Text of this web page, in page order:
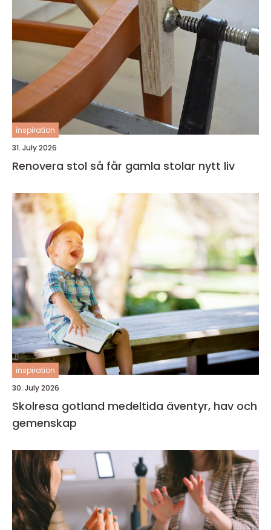
inspiration
31. July 2026
Renovera stol så får gamla stolar nytt liv
inspiration
30. July 2026
Skolresa gotland medeltida äventyr, hav och
gemenskap